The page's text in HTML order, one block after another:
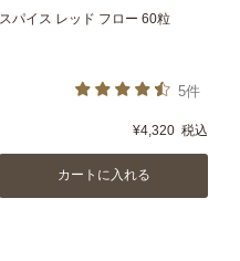
スパイス レッド フロー 60粒
5件
¥4,320 税込
カートに入れる